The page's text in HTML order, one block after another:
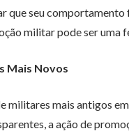
que seu
militar pode ser
Mais Novos
mais antigos
a ação de